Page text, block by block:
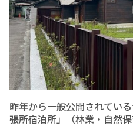
昨年から一般公開されてい
張所宿泊所」（林業・自然保